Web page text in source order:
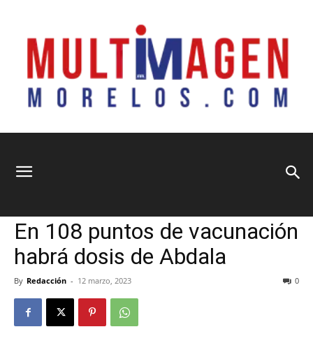
Morelos
En 108 puntos de vacunación
habrá dosis de Abdala
By Redacción - 12 marzo, 2023 0